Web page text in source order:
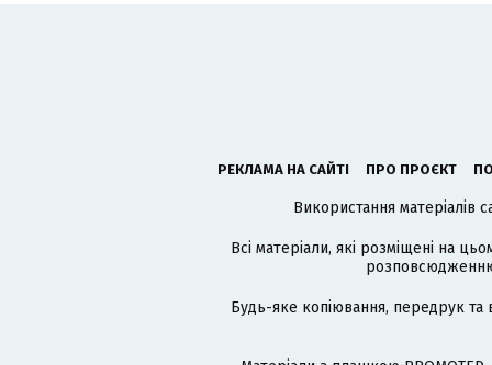
РЕКЛАМА НА САЙТІ ПРО ПРОЄКТ
Використання матеріалів
Всі матеріали, які розміщені на
розповсюдженню
Будь-яке копіювання, передрук та